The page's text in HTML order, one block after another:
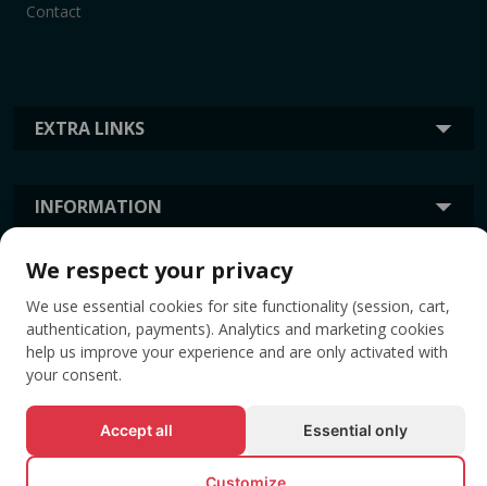
EXTRA LINKS
INFORMATION
Contact
TAGS
We respect your privacy
We use essential cookies for site functionality (session, cart,
authentication, payments). Analytics and marketing cookies
help us improve your experience and are only activated with
your consent.
Accept all Essential only
Customize